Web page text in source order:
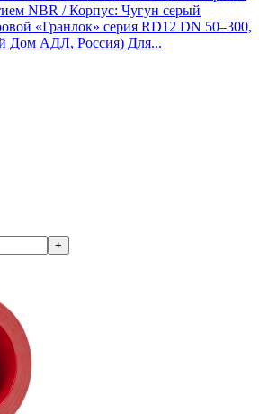
NBR / Корпус: Чугун серый
«Гранлок» серия RD12 DN 50–300,
Дом АДЛ, Россия) Для...
+